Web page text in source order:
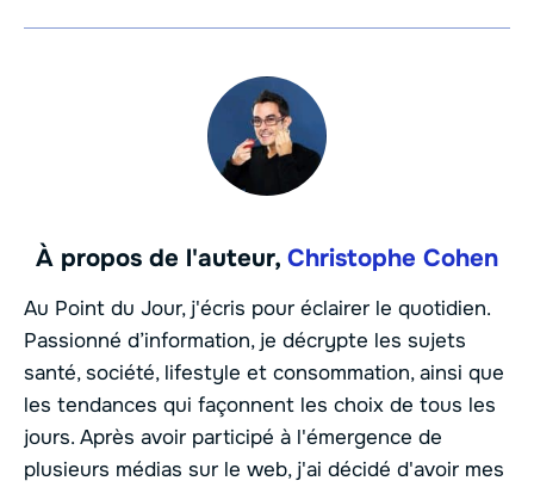
À propos de l'auteur, Christophe Cohen
Au Point du Jour, j'écris pour éclairer le quotidien.
Passionné d’information, je décrypte les sujets
santé, société, lifestyle et consommation, ainsi que
les tendances qui façonnent les choix de tous les
jours. Après avoir participé à l'émergence de
plusieurs médias sur le web, j'ai décidé d'avoir mes